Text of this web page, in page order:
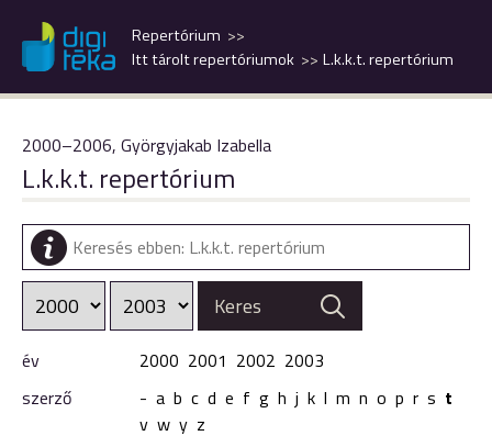
L.k.k.t. repertórium
Itt tárolt repertóriumok
Repertórium
2000–2006, Györgyjakab Izabella
L.k.k.t. repertórium
év 2000 2001 2002 2003
szerző
- a b c d e f g h j k l m n o p r s t
v w y z